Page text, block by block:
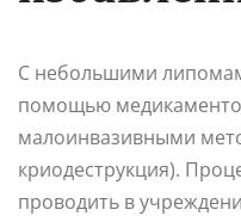
С небольшими
помощью
малоинвазивными
криодеструкция).
проводить в